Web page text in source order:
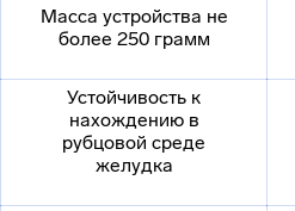
Масса устройства не
более 250 грамм
Устойчивость к
нахождению в
рубцовой среде
желудка